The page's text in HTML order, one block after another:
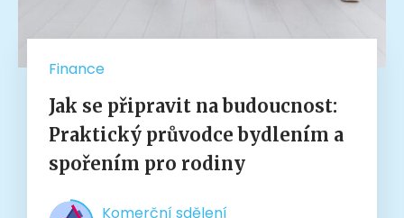
Finance
Jak se připravit na budoucnost:
Praktický průvodce bydlením a
spořením pro rodiny
Komerční sdělení